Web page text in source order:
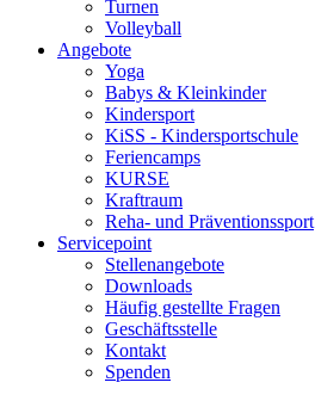
Turnen
Volleyball
Angebote
Yoga
Babys & Kleinkinder
Kindersport
KiSS - Kindersportschule
Feriencamps
KURSE
Kraftraum
Reha- und Präventionssport
Servicepoint
Stellenangebote
Downloads
Häufig gestellte Fragen
Geschäftsstelle
Kontakt
Spenden